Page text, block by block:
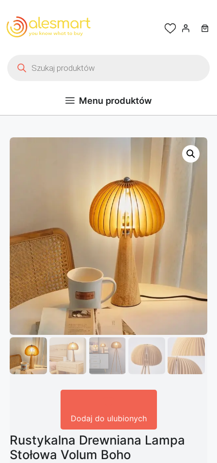
Menu produktów
Dodaj do ulubionych
Rustykalna Drewniana Lampa
Stołowa Volum Boho